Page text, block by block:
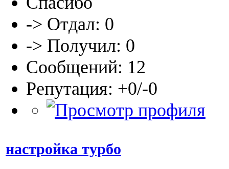
-> Отдал: 0
-> Получил: 0
Сообщений: 12
Репутация: +0/-0
настройка турбо